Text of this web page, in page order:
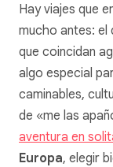
Hay viajes que
mucho antes: el
que coincidan
algo especial
caminables,
de «me las
aventura en
Europa, elegir